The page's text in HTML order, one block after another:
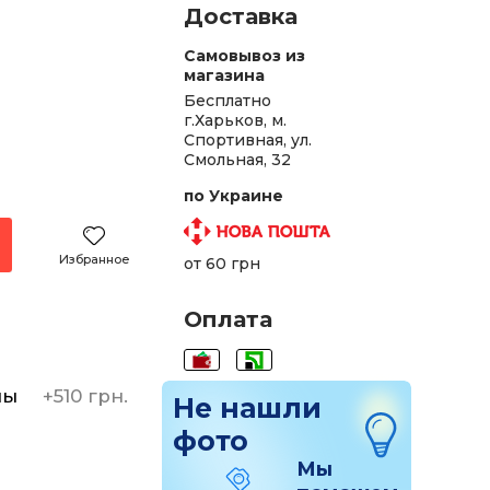
Избранное
+510 грн.
Доставка
Самовывоз из
магазина
Бесплатно
г.Харьков, м.
Спортивная, ул.
Смольная, 32
по Украине
от 60 грн
Оплата
Не нашли
фото
Мы